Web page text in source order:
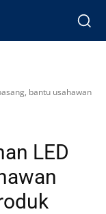
bantu usahawan
LED